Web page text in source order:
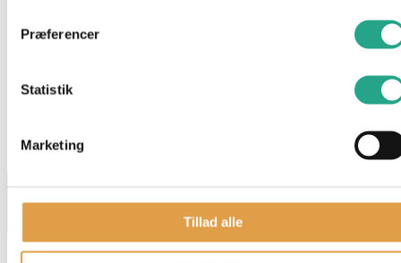
Præferencer
Statistik
Marketing
Tillad alle
OBS. IKKE EGNET TIL BØRN UNDER 3 ÅR
Dette felt er skjult, når du får vist formularen
Dette felt er skjult, når du får vist formularen